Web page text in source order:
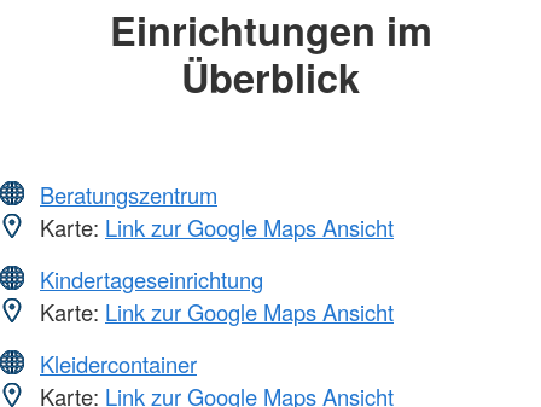
Einrichtungen im
Überblick
Beratungszentrum
Karte: Link zur Google Maps Ansicht
Kindertageseinrichtung
Karte: Link zur Google Maps Ansicht
Kleidercontainer
Karte: Link zur Google Maps Ansicht